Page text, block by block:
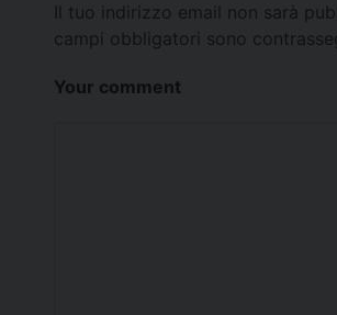
Il tuo indirizzo email non sarà
campi obbligatori sono
Your comment